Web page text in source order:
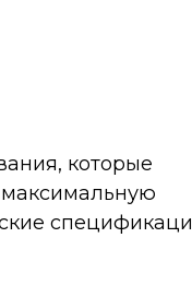
которые
максимальную